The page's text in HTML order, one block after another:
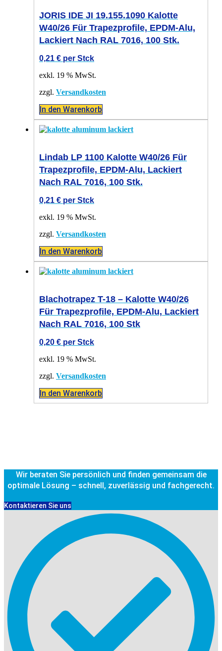
JORIS IDE JI 19.155.1090 Kalotte
W40/26 Für Trapezprofile, EPDM-Alu,
Lackiert Nach RAL 7016, 100 Stk.
0,21 € per Stck
exkl. 19 % MwSt.
zzgl. Versandkosten
In den Warenkorb
Lindab LP 1100 Kalotte W40/26 Für
Trapezprofile, EPDM-Alu, Lackiert
Nach RAL 7016, 100 Stk.
0,21 € per Stck
exkl. 19 % MwSt.
zzgl. Versandkosten
In den Warenkorb
Blachotrapez T-18 – Kalotte W40/26
Für Trapezprofile, EPDM-Alu, Lackiert
Nach RAL 7016, 100 Stk
0,20 € per Stck
exkl. 19 % MwSt.
zzgl. Versandkosten
In den Warenkorb
Wir beraten Sie persönlich und finden gemeinsam die
optimale Lösung – schnell, zuverlässig und fachgerecht.
Kontaktieren Sie uns